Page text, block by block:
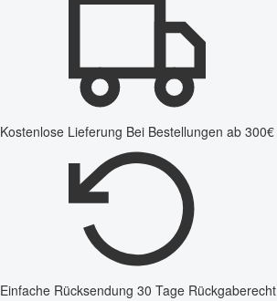
Kostenlose Lieferung Bei Bestellungen ab 300€
Einfache Rücksendung 30 Tage Rückgaberecht